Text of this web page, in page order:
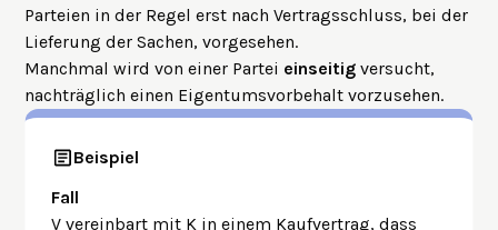
Parteien in der Regel erst nach Vertragsschluss, bei der
Lieferung der Sachen, vorgesehen.
Manchmal wird von einer Partei einseitig versucht,
nachträglich einen Eigentumsvorbehalt vorzusehen.
Beispiel
Fall
V vereinbart mit K in einem Kaufvertrag, dass